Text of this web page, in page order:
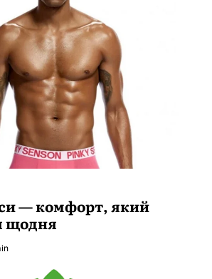
— комфорт, який
щодня